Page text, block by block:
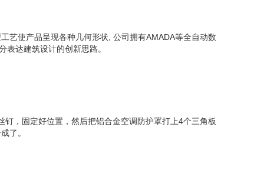
使产品呈现各种几何形状, 公司拥有AMADA等全自动数
达建筑设计的创新思路。
固定好位置，然后把铝合金空调防护罩打上4个三角板
了。